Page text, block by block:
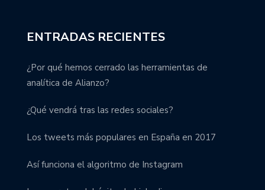
ENTRADAS RECIENTES
¿Por qué hemos cerrado las herramientas de
analítica de Alianzo?
¿Qué vendrá tras las redes sociales?
Los tweets más populares en España en 2017
Así funciona el algoritmo de Instagram